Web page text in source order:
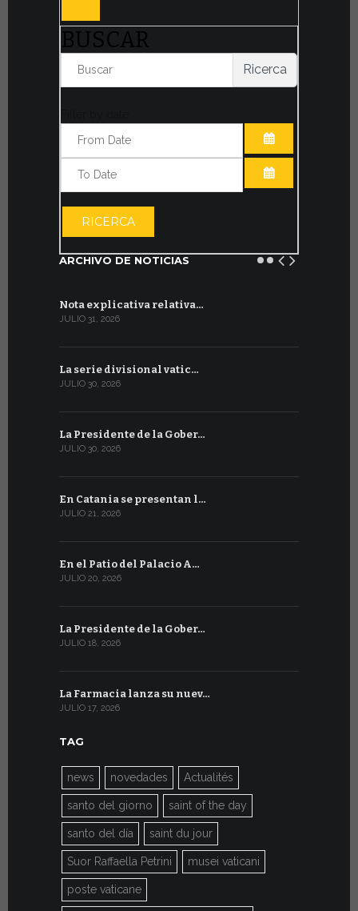
BUSCAR
Ricerca
ABRIR EL
RICERCA
ARCHIVO DE NOTICIAS
Nota explicativa relativa…
JULIO 31, 2026
La serie divisional vatic…
JULIO 30, 2026
La Presidente de la Gober…
JULIO 30, 2026
En Catania se presentan l…
JULIO 21, 2026
En el Patio del Palacio A…
JULIO 20, 2026
La Presidente de la Gober…
JULIO 18, 2026
La Farmacia lanza su nuev…
JULIO 17, 2026
TAG
news novedades Actualités
santo del giorno saint of the day
santo del día saint du jour
Suor Raffaella Petrini musei vaticani
poste vaticane